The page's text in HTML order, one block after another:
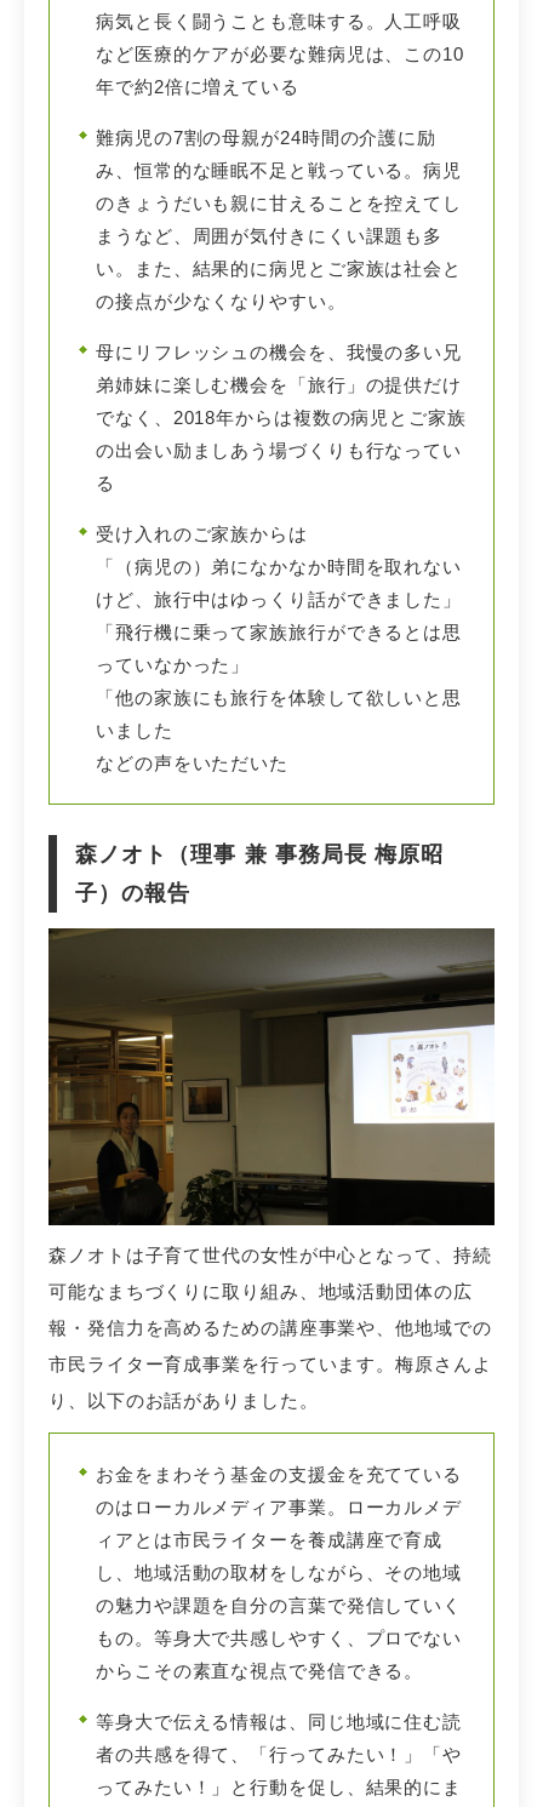
病気と長く闘うことも意味する。人工呼吸
など医療的ケアが必要な難病児は、この10
年で約2倍に増えている
難病児の7割の母親が24時間の介護に励
み、恒常的な睡眠不足と戦っている。病児
のきょうだいも親に甘えることを控えてし
まうなど、周囲が気付きにくい課題も多
い。また、結果的に病児とご家族は社会と
の接点が少なくなりやすい。
母にリフレッシュの機会を、我慢の多い兄
弟姉妹に楽しむ機会を「旅行」の提供だけ
でなく、2018年からは複数の病児とご家族
の出会い励ましあう場づくりも行なってい
る
受け入れのご家族からは
「（病児の）弟になかなか時間を取れない
けど、旅行中はゆっくり話ができました」
「飛行機に乗って家族旅行ができるとは思
っていなかった」
「他の家族にも旅行を体験して欲しいと思
いました
などの声をいただいた
森ノオト（理事 兼 事務局長 梅原昭
子）の報告
森ノオトは子育て世代の女性が中心となって、持続
可能なまちづくりに取り組み、地域活動団体の広
報・発信力を高めるための講座事業や、他地域での
市民ライター育成事業を行っています。梅原さんよ
り、以下のお話がありました。
お金をまわそう基金の支援金を充てている
のはローカルメディア事業。ローカルメデ
ィアとは市民ライターを養成講座で育成
し、地域活動の取材をしながら、その地域
の魅力や課題を自分の言葉で発信していく
もの。等身大で共感しやすく、プロでない
からこその素直な視点で発信できる。
等身大で伝える情報は、同じ地域に住む読
者の共感を得て、「行ってみたい！」「や
ってみたい！」と行動を促し、結果的にま